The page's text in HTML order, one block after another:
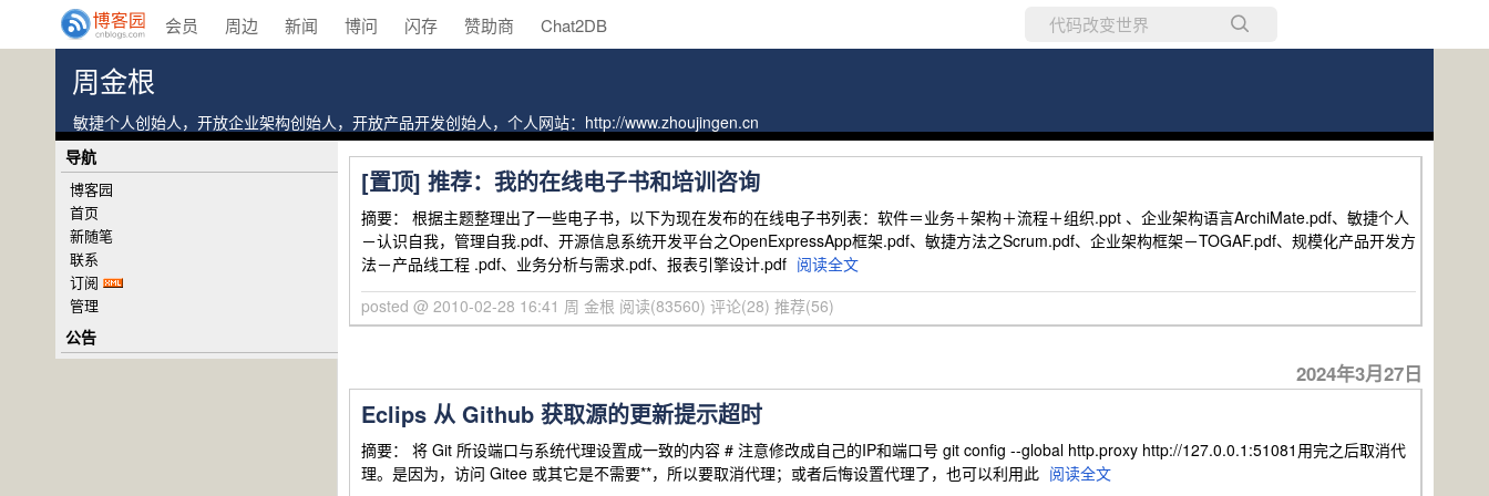
会员 周边 新闻 博问 闪存 赞助商 Chat2DB
周金根
敏捷个人创始人，开放企业架构创始人，开放产品开发创始人，个人网站：http://www.zhoujingen.cn
[置顶] 推荐：我的在线电子书和培训咨询
摘要： 根据主题整理出了一些电子书，以下为现在发布的在线电子书列表：软件＝业务＋架构＋流程＋组织.ppt 、企业架构语言ArchiMate.pdf、敏捷个人
－认识自我，管理自我.pdf、开源信息系统开发平台之OpenExpressApp框架.pdf、敏捷方法之Scrum.pdf、企业架构框架－TOGAF.pdf、规模化产品开发方
法－产品线工程 .pdf、业务分析与需求.pdf、报表引擎设计.pdf 阅读全文
posted @ 2010-02-28 16:41 周 金根 阅读(83560) 评论(28) 推荐(56)
2024年3月27日
Eclips 从 Github 获取源的更新提示超时
摘要： 将 Git 所设端口与系统代理设置成一致的内容 # 注意修改成自己的IP和端口号 git config --global http.proxy http://127.0.0.1:51081用完之后取消代
理。是因为，访问 Gitee 或其它是不需要**，所以要取消代理；或者后悔设置代理了，也可以利用此 阅读全文
导航
博客园
首页
新随笔
联系
订阅
管理
公告